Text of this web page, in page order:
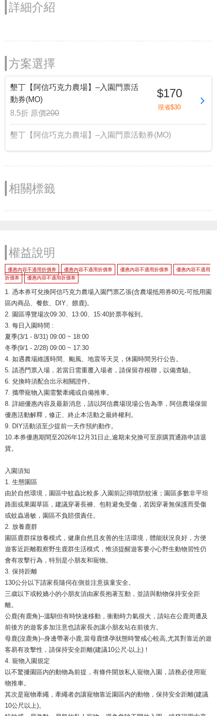
詳細介紹
方案選擇
墾丁【阿信巧克力農場】–入園門票活
動券(MO)
8.5折 原價200
$170
現省$30
墾丁【阿信巧克力農場】–入園門票活動券(MO)
相關標籤
權益說明
優惠內容不適用折價券 優惠內容不適用折價券 優惠內容不適用折價券
優惠內容不適用
折價券
優惠內容不適用折價券
1. 憑本券可兌換阿信巧克力農場入園門票乙張(含農場抵用券80元-可抵用園
區內商品、餐飲、DIY、餵鹿)。
2. 園區導覽場次09:30、13:00、15:40於票亭報到。
3. 每日入園時間 :
夏季(3/1 - 8/31) 09:00 ~ 18:00
冬季(9/1 - 2/28) 09:00 ~ 17:30
4. 如遇農場維護時間、颱風、地震等天災，休園時間另行公告。
5. 請憑門票入場，若當日需重覆入場者，請保留存根聯，以備查驗。
6. 兌換時須配合出示相關證件。
7. 攜帶寵物入園需繫牽繩或自備推車。
8. 詳細優惠內容及最新消息，請以阿信農場現場公告為準，阿信農場保留
優惠活動解釋，修正、終止本活動之最終權利。
9. DIY活動須至少提前一天作預約動作。
10.本券優惠期間至2026年12月31日止,逾期未兌換可至原購買通路申請退
貨。
入園須知
1. 生態園區
由於自然環境，園區中蚊蟲比較多.入園前記得噴防蚊液；園區多數非平坦
路面或果園草區，建議穿著長褲、包鞋避免受傷，若因穿著無保護而受傷
或蚊蟲過敏，園區不負賠償責任。
2. 放養鹿群
園區鹿群採放養模式，健康自然且友善的生活環境，體能狀況良好，方便
遊客近距離觀察野生鹿群生活模式，惟須提醒遊客要小心野生動物習性仍
會有攻擊行為，特別是小朋友和寵物。
3. 保持距離
130公分以下請家長隨伺在側並注意孩童安全。
三歳以下或較嬌小的小朋友須由家長抱著互動，並請與動物保持安全距
離。
公鹿(有鹿角)--溫馴但有時快速移動，衝動時力氣很大，請站在公鹿周遭及
前後方的遊客多加注意也請家長勿讓小朋友站在前後方。
母鹿(沒鹿角)--身邊帶著小鹿,當母鹿懷孕狀態時警戒心較高,尤其對靠近的遊
客易有攻擊性，請保持安全距離(建議10公尺-以上)！
4. 寵物入園規定
以不驚擾園區内的動物為前提，有條件開放私人寵物入園，請務必使用寵
物推車。
其次是寵物牽繩，牽繩者勿讓寵物靠近園區内的動物，保持安全距離(建議
10公尺以上)。